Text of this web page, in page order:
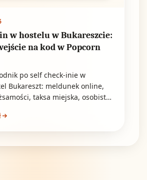
w hostelu w Bukareszcie:
na kod w Popcorn
po self check-inie w
Bukareszt: meldunek online,
taksa miejska, osobisty